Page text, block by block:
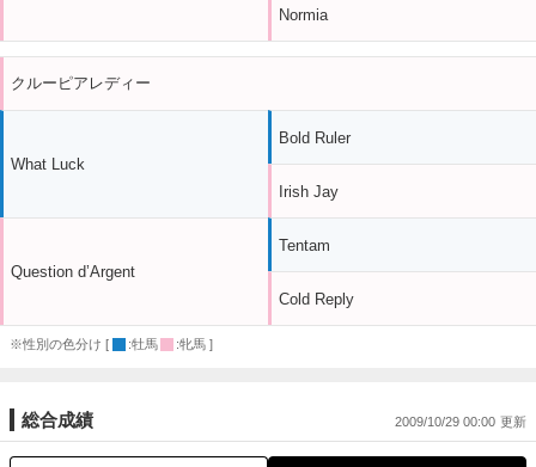
Normia
クルーピアレディー
What Luck
Question d’Argent
Bold Ruler
Irish Jay
Tentam
Cold Reply
※性別の色分け [ :牡馬 :牝馬 ]
総合成績 2009/10/29 00:00